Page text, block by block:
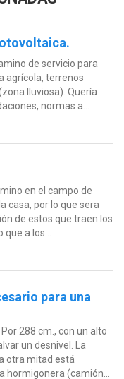
de servicio para
agrícola, terrenos
lluviosa). Quería
normas a...
en el campo de
casa, por lo que sera
de estos que traen los
a los...
para una
288 cm., con un alto
un desnivel. La
otra mitad está
hormigonera (camión...